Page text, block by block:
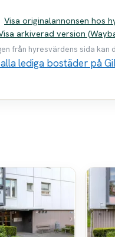
Visa originalannonsen hos
arkiverad version
från hyresvärdens sida kan
alla lediga bostäder på